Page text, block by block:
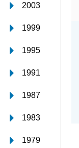
2003
1999
1995
1991
1987
1983
1979